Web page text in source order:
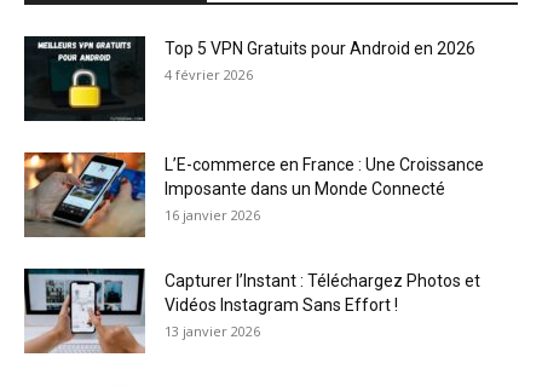
Top 5 VPN Gratuits pour Android en 2026
4 février 2026
L’E-commerce en France : Une Croissance
Imposante dans un Monde Connecté
16 janvier 2026
Capturer l’Instant : Téléchargez Photos et
Vidéos Instagram Sans Effort !
13 janvier 2026